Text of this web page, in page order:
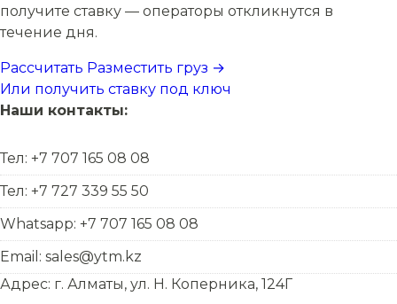
получите ставку — операторы откликнутся в
течение дня.
Рассчитать Разместить груз →
Или получить ставку под ключ
Наши контакты:
Тел: +7 707 165 08 08
Тел: +7 727 339 55 50
Whatsapp: +7 707 165 08 08
Email: sales@ytm.kz
Адрес: г. Алматы, ул. Н. Коперника, 124Г